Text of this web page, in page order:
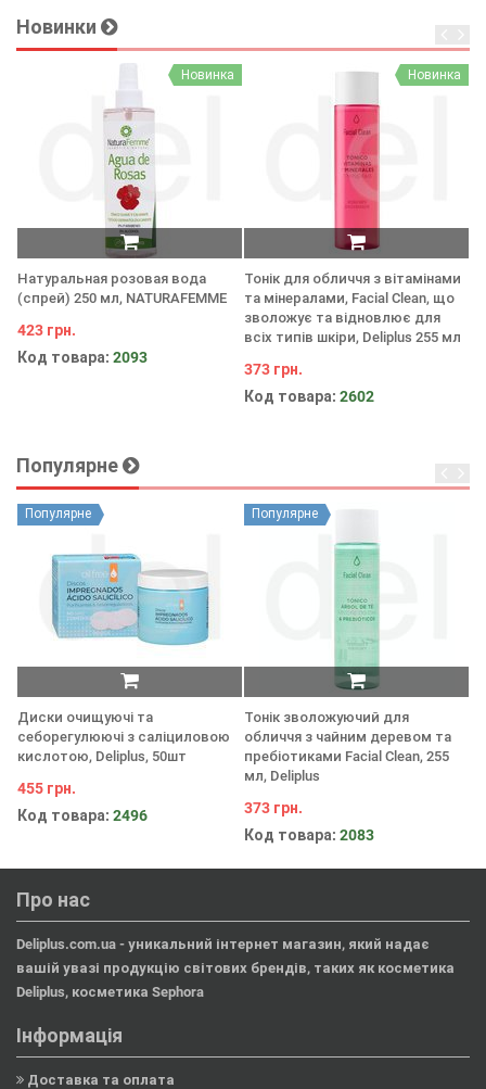
Новинки
Новинка
Натуральная розовая вода
(спрей) 250 мл, NATURAFEMME
423 грн.
Код товара: 2093
Новинка
Тонік для обличчя з вітамінами
та мінералами, Facial Clean, що
зволожує та відновлює для
всіх типів шкіри, Deliplus 255 мл
373 грн.
Код товара: 2602
Популярне
Популярне
Диски очищуючі та
себорегулюючі з саліциловою
кислотою, Deliplus, 50шт
455 грн.
Код товара: 2496
Популярне
Тонік зволожуючий для
обличчя з чайним деревом та
пребіотиками Facial Clean, 255
мл, Deliplus
373 грн.
Код товара: 2083
Про нас
Deliplus.com.ua - уникальний інтернет магазин, який надає
вашій увазі продукцію світових брендів, таких як косметика
Deliplus, косметика Sephora
Інформація
Доставка та оплата